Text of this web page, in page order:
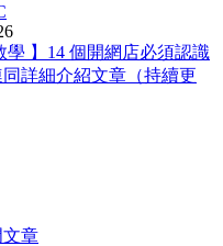
學 】14 個開網店必須認識
詳細介紹文章（持續更
章